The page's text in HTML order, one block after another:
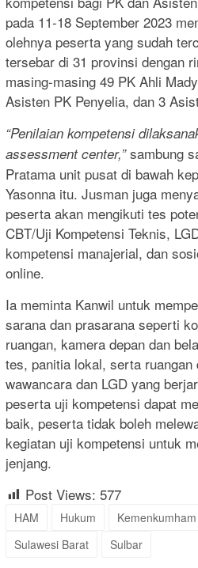
pada 11-18 September 2023
olehnya peserta yang sudah
tersebar di 31 provinsi dengan
masing-masing 49 PK Ahli
Asisten PK Penyelia, dan 3
“Penilaian kompetensi
assessment center,”sambung
Pratama unit pusat di bawah
Yasonna itu. Jusman juga
peserta akan mengikuti tes
CBT/Uji Kompetensi Teknis,
kompetensi manajerial, dan
online.
Ia meminta Kanwil untuk
sarana dan prasarana seperti
ruangan, kamera depan dan
tes, panitia lokal, serta ruangan
wawancara dan LGD yang
peserta uji kompetensi dapat
baik, peserta tidak boleh
kegiatan uji kompetensi untuk
jenjang.
Post Views: 577
HAM Hukum Kemenkumham
Sulawesi Barat
Sulbar